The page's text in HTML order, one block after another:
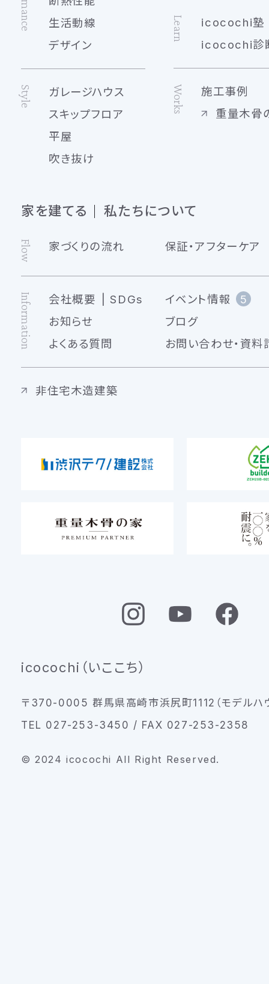
生活動線
デザイン
Style
ガレージハウス
スキップフロア
平屋
吹き抜け
Learn
icocochi塾
icocochi診
Works
施工事例
重量木骨
家を建てる 私たちについて
Flow 家づくりの流れ 保証・アフターケア
Information 会社概要 SDGs イベント情報
5
お知らせ
ブログ
よくある質問
お問い合わせ・資料
非住宅木造建築
icocochi（いここち）
〒370-0005 群馬県高崎市浜尻町1112（モデルハ
TEL 027-253-3450 / FAX 027-253-2358
© 2024 icocochi All Right Reserved.